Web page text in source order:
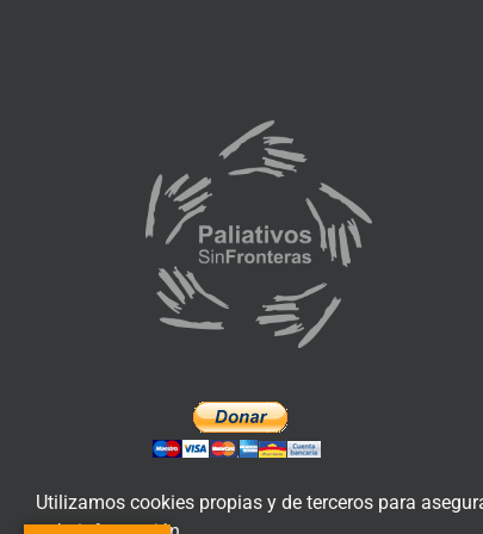
Utilizamos cookies propias y de terceros para